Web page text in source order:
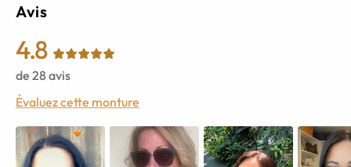
Avis
4.8
de 28 avis
Évaluez cette monture